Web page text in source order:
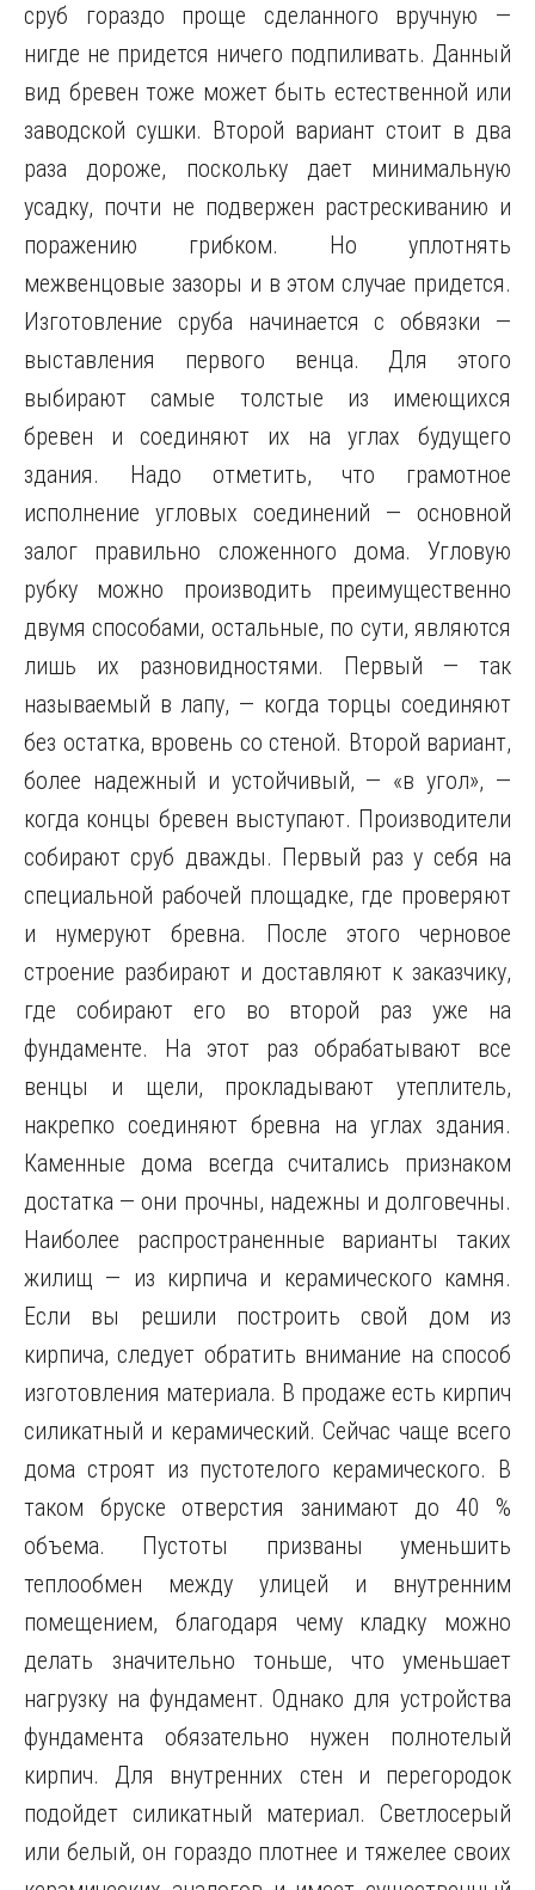
сруб гораздо проще сделанного вручную —
нигде не придется ничего подпиливать. Данный
вид бревен тоже может быть естественной или
заводской сушки. Второй вариант стоит в два
раза дороже, поскольку дает минимальную
усадку, почти не подвержен растрескиванию и
поражению грибком. Но уплотнять
межвенцовые зазоры и в этом случае придется.
Изготовление сруба начинается с обвязки —
выставления первого венца. Для этого
выбирают самые толстые из имеющихся
бревен и соединяют их на углах будущего
здания. Надо отметить, что грамотное
исполнение угловых соединений — основной
залог правильно сложенного дома. Угловую
рубку можно производить преимущественно
двумя способами, остальные, по сути, являются
лишь их разновидностями. Первый — так
называемый в лапу, — когда торцы соединяют
без остатка, вровень со стеной. Второй вариант,
более надежный и устойчивый, — «в угол», —
когда концы бревен выступают. Производители
собирают сруб дважды. Первый раз у себя на
специальной рабочей площадке, где проверяют
и нумеруют бревна. После этого черновое
строение разбирают и доставляют к заказчику,
где собирают его во второй раз уже на
фундаменте. На этот раз обрабатывают все
венцы и щели, прокладывают утеплитель,
накрепко соединяют бревна на углах здания.
Каменные дома всегда считались признаком
достатка — они прочны, надежны и долговечны.
Наиболее распространенные варианты таких
жилищ — из кирпича и керамического камня.
Если вы решили построить свой дом из
кирпича, следует обратить внимание на способ
изготовления материала. В продаже есть кирпич
силикатный и керамический. Сейчас чаще всего
дома строят из пустотелого керамического. В
таком бруске отверстия занимают до 40 %
объема. Пустоты призваны уменьшить
теплообмен между улицей и внутренним
помещением, благодаря чему кладку можно
делать значительно тоньше, что уменьшает
нагрузку на фундамент. Однако для устройства
фундамента обязательно нужен полнотелый
кирпич. Для внутренних стен и перегородок
подойдет силикатный материал. Светлосерый
или белый, он гораздо плотнее и тяжелее своих